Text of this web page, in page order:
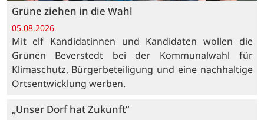
Grüne ziehen in die Wahl
05.08.2026
Mit elf Kandidatinnen und Kandidaten wollen die
Grünen Beverstedt bei der Kommunalwahl für
Klimaschutz, Bürgerbeteiligung und eine nachhaltige
Ortsentwicklung werben.
„Unser Dorf hat Zukunft“